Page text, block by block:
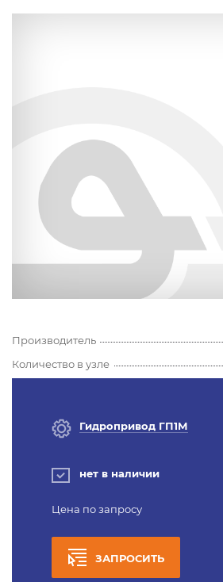
Производитель
Количество в узле
Гидропривод ГП1М
нет в наличии
Цена по запросу
ЗАПРОСИТЬ